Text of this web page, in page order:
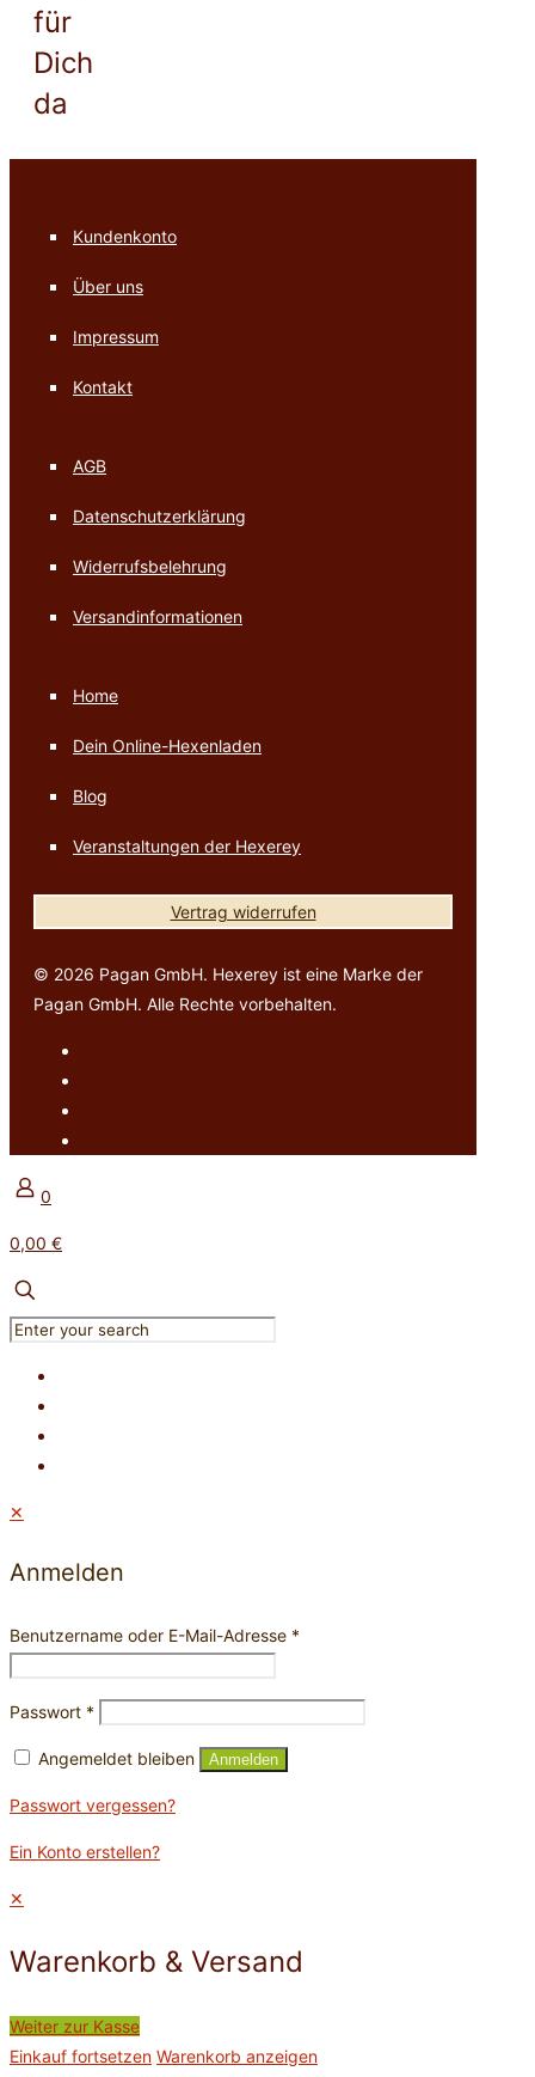
für
Dich
da
Kundenkonto
Über uns
Impressum
Kontakt
AGB
Datenschutzerklärung
Widerrufsbelehrung
Versandinformationen
Home
Dein Online-Hexenladen
Blog
Veranstaltungen der Hexerey
Vertrag widerrufen
© 2026 Pagan GmbH. Hexerey ist eine Marke der
Pagan GmbH. Alle Rechte vorbehalten.
0
0,00 €
✕
Anmelden
Benutzername oder E-Mail-Adresse *
Passwort *
Angemeldet bleiben Anmelden
Passwort vergessen?
Ein Konto erstellen?
✕
Warenkorb & Versand
Weiter zur Kasse
Einkauf fortsetzen Warenkorb anzeigen